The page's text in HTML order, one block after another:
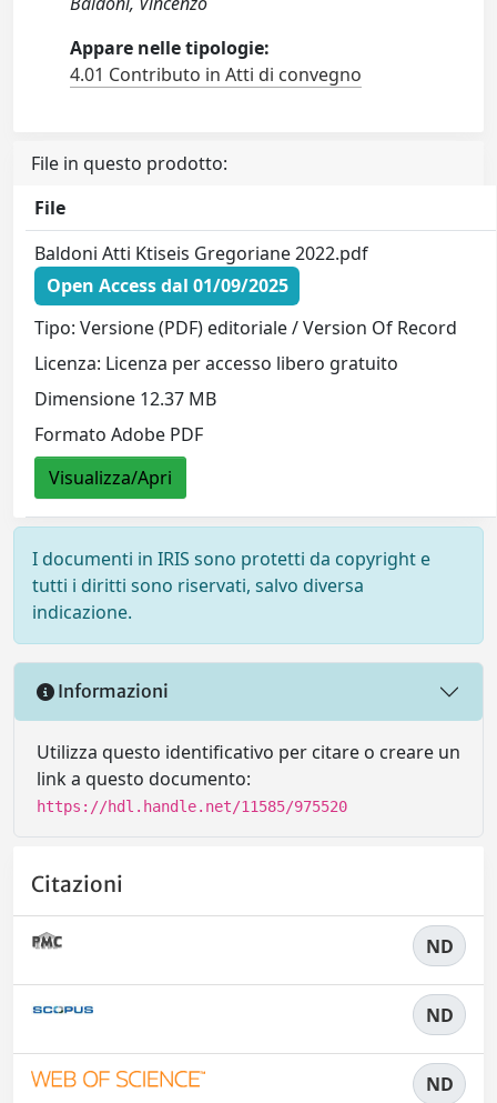
Appare nelle tipologie:
4.01 Contributo in Atti di convegno
File in questo prodotto:
File
Baldoni Atti Ktiseis Gregoriane 2022.pdf
Open Access dal 01/09/2025
Tipo: Versione (PDF) editoriale / Version Of Record
Licenza: Licenza per accesso libero gratuito
Dimensione 12.37 MB
Formato Adobe PDF
Visualizza/Apri
I documenti in IRIS sono protetti da copyright e
tutti i diritti sono riservati, salvo diversa
indicazione.
Informazioni
Utilizza questo identificativo per citare o creare un
link a questo documento:
https://hdl.handle.net/11585/975520
Citazioni
ND
ND
ND